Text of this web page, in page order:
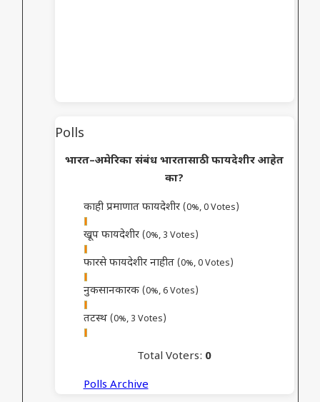
Polls
भारत–अमेरिका संबंध भारतासाठी फायदेशीर आहेत
का?
काही प्रमाणात फायदेशीर (0%, 0 Votes)
खूप फायदेशीर (0%, 3 Votes)
फारसे फायदेशीर नाहीत (0%, 0 Votes)
नुकसानकारक (0%, 6 Votes)
तटस्थ (0%, 3 Votes)
Total Voters: 0
Polls Archive